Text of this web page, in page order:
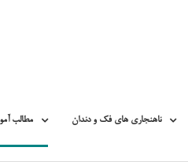
ناهنجاری های فک و دندان مطالب